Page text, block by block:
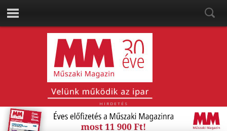
HIRDETÉS